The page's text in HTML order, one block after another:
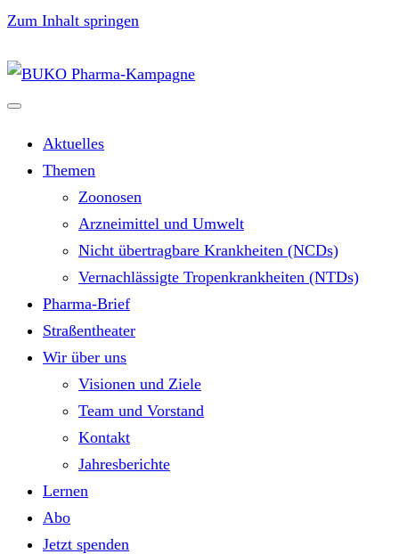
Zum Inhalt springen
Aktuelles
Themen
Zoonosen
Arzneimittel und Umwelt
Nicht übertragbare Krankheiten (NCDs)
Vernachlässigte Tropenkrankheiten (NTDs)
Pharma-Brief
Straßentheater
Wir über uns
Visionen und Ziele
Team und Vorstand
Kontakt
Jahresberichte
Lernen
Abo
Jetzt spenden